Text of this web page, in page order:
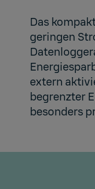
Das
geringen
extern
begrenzter
besonders